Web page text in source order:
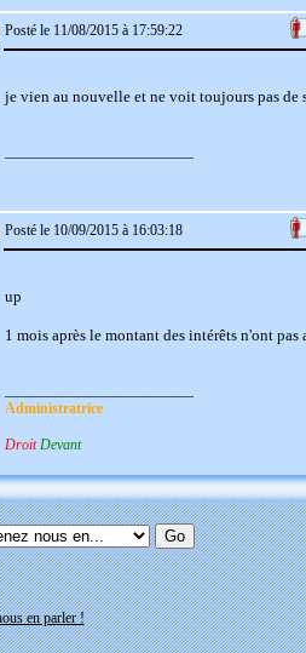
Posté le 11/08/2015 à 17:59:22
je vien au nouvelle et ne voit toujours pas de
Posté le 10/09/2015 à 16:03:18
up
1 mois après le montant des intérêts n'ont
Administratrice
Droit Devant
en parler !